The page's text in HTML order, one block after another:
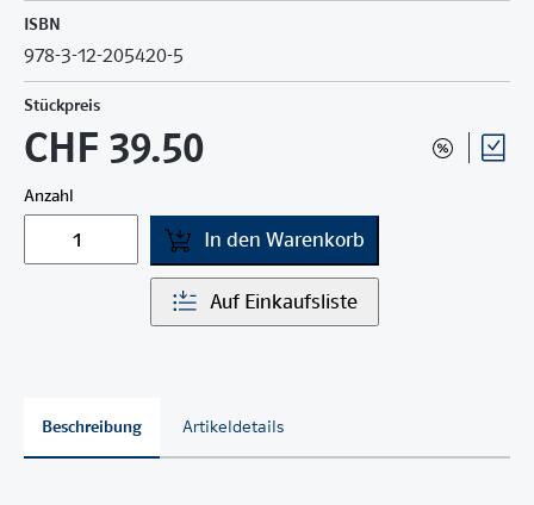
ISBN
978-3-12-205420-5
Stückpreis
CHF 39.50
Anzahl
In den Warenkorb
Auf Einkaufsliste
Beschreibung Artikeldetails